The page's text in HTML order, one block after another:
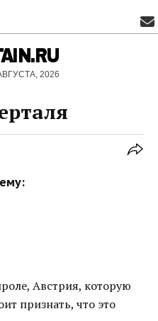
2026
Австрия, которую
признать, что это